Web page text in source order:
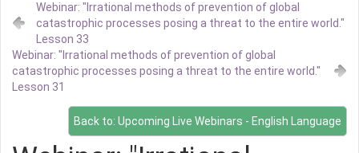
Webinar: "Irrational methods of prevention of global
catastrophic processes posing a threat to the entire world."
Lesson 33
Webinar: "Irrational methods of prevention of global
catastrophic processes posing a threat to the entire world."
Lesson 31
Back to: Upcoming Live Webinars - English Language